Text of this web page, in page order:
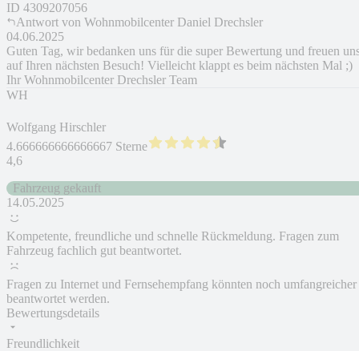
ID 4309207056
Antwort von Wohnmobilcenter Daniel Drechsler
04.06.2025
Guten Tag, wir bedanken uns für die super Bewertung und freuen
auf Ihren nächsten Besuch! Vielleicht klappt es beim nächsten Mal ;)
Ihr Wohnmobilcenter Drechsler Team
WH
Wolfgang Hirschler
4.666666666666667 Sterne
4,6
Fahrzeug gekauft
14.05.2025
Kompetente, freundliche und schnelle Rückmeldung. Fragen zum
Fahrzeug fachlich gut beantwortet.
Fragen zu Internet und Fernsehempfang könnten noch umfangreicher
beantwortet werden.
Bewertungsdetails
Freundlichkeit